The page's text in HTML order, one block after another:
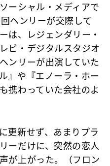
ーシャル・メディアで
ヘンリーが交際して
は、レジェンダリー・
ビ・デジタルスタジオ
ンリーが出演していた
』や『エノーラ・ホー
携わっていた会社のよ
更新せず、あまりプラ
ーだけに、突然の恋人
が上がった。（フロン